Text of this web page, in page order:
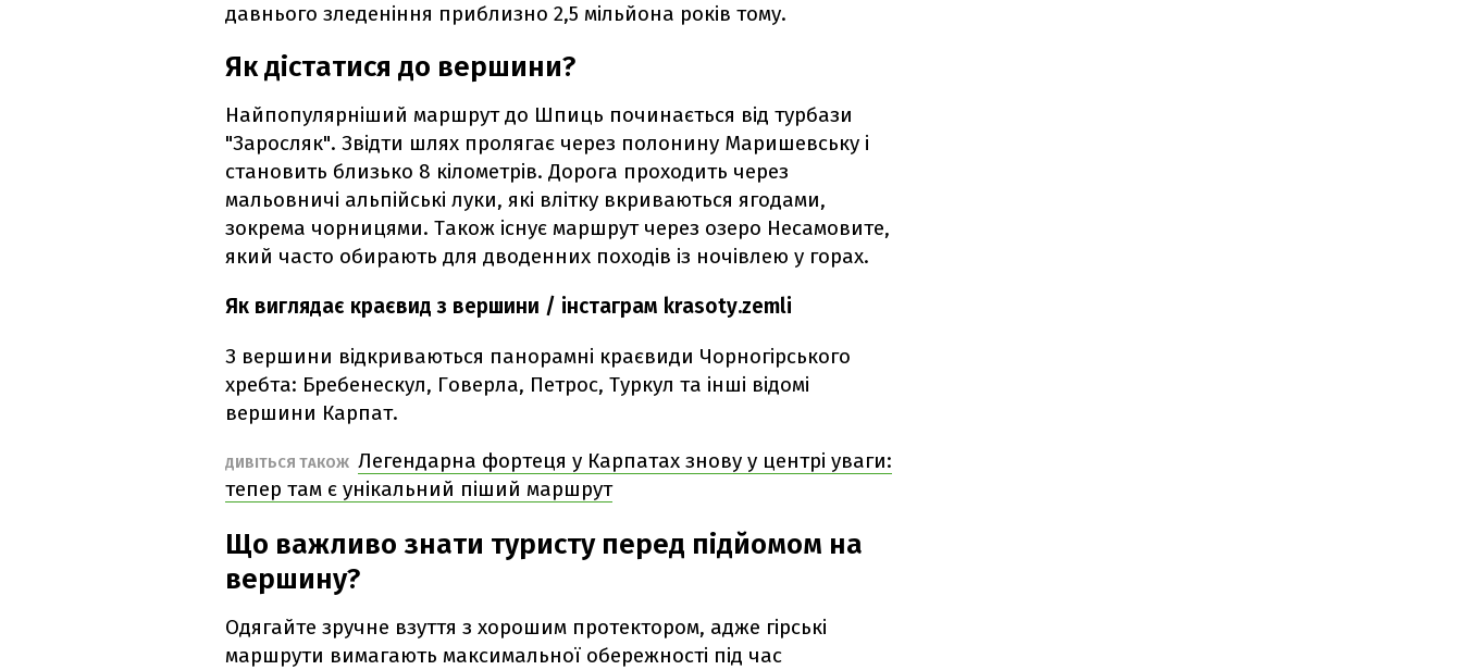
давнього зледеніння приблизно 2,5 мільйона років тому.
Як дістатися до вершини?
Найпопулярніший маршрут до Шпиць починається від турбази
"Заросляк". Звідти шлях пролягає через полонину Маришевську і
становить близько 8 кілометрів. Дорога проходить через
мальовничі альпійські луки, які влітку вкриваються ягодами,
зокрема чорницями. Також існує маршрут через озеро Несамовите,
який часто обирають для дводенних походів із ночівлею у горах.
Як виглядає краєвид з вершини / інстаграм krasoty.zemli
З вершини відкриваються панорамні краєвиди Чорногірського
хребта: Бребенескул, Говерла, Петрос, Туркул та інші відомі
вершини Карпат.
ДИВІТЬСЯ ТАКОЖ Легендарна фортеця у Карпатах знову у центрі уваги:
тепер там є унікальний піший маршрут
Що важливо знати туристу перед підйомом на
вершину?
Одягайте зручне взуття з хорошим протектором, адже гірські
маршрути вимагають максимальної обережності під час